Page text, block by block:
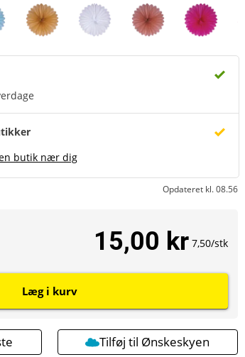
butik nær dig
Opdateret kl. 08.56
15,00 kr 7,50/stk
Læg i kurv
Tilføj til Ønskeskyen